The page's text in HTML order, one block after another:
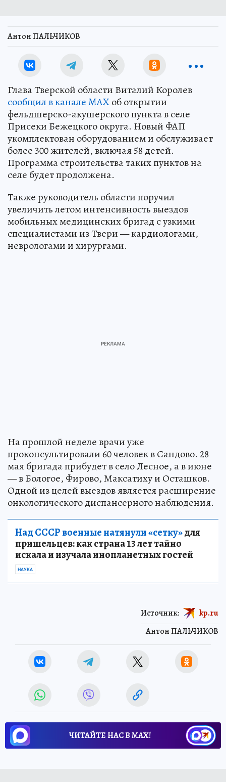
Антон ПАЛЬЧИКОВ
Глава Тверской области Виталий Королев
сообщил в канале MAXоб открытии
фельдшерско-акушерского пункта в селе
Присеки Бежецкого округа. Новый ФАП
укомплектован оборудованием и обслуживает
более 300 жителей, включая 58 детей.
Программа строительства таких пунктов на
селе будет продолжена.
Также руководитель области поручил
увеличить летом интенсивность выездов
мобильных медицинских бригад с узкими
специалистами из Твери — кардиологами,
неврологами и хирургами.
На прошлой неделе врачи уже
проконсультировали 60 человек в Сандово. 28
мая бригада прибудет в село Лесное, а в июне
— в Бологое, Фирово, Максатиху и Осташков.
Одной из целей выездов является расширение
онкологического диспансерного наблюдения.
Над СССР военные натянули «сетку»для
пришельцев: как страна 13 лет тайно
искала и изучала инопланетных гостей
НАУКА
Антон ПАЛЬЧИКОВ
Источник: kp.ru
ЧИТАЙТЕ НАС В МАХ!